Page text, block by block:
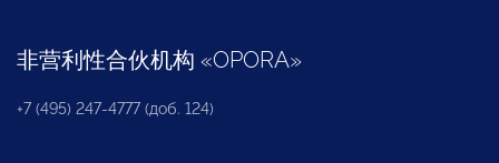
非营利性合伙机构 «OPORA»
+7 (495) 247-4777 (доб. 124)